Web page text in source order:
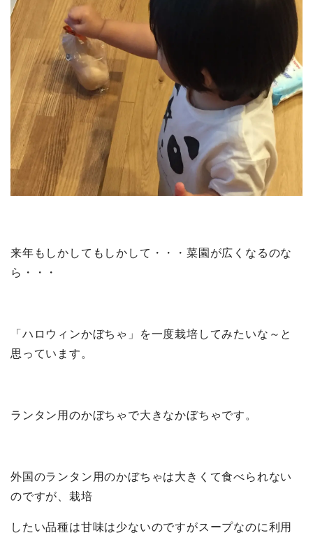
来年もしかしてもしかして・・・菜園が広くなるのな
ら・・・
「ハロウィンかぼちゃ」を一度栽培してみたいな～と
思っています。
ランタン用のかぼちゃで大きなかぼちゃです。
外国のランタン用のかぼちゃは大きくて食べられない
のですが、栽培
したい品種は甘味は少ないのですがスープなのに利用